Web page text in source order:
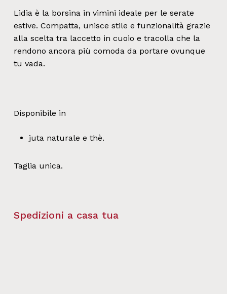
Lidia è la borsina in vimini ideale per le serate
estive. Compatta, unisce stile e funzionalità grazie
alla scelta tra laccetto in cuoio e tracolla che la
rendono ancora più comoda da portare ovunque
tu vada.
Disponibile in
juta naturale e thè.
Taglia unica.
Spedizioni a casa tua